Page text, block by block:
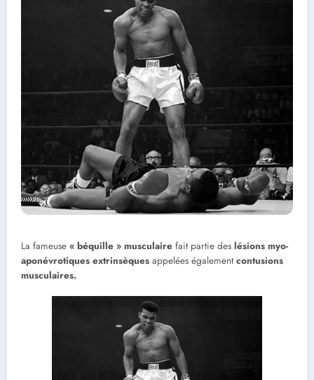
La fameuse « béquille » musculaire fait partie des lésions myo-
aponévrotiques extrinsèques appelées égalementcontusions
musculaires.